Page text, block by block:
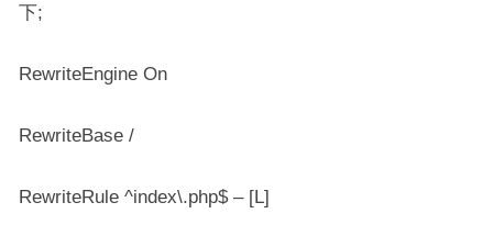
下;
RewriteEngine On
RewriteBase /
RewriteRule ^index\.php$ – [L]